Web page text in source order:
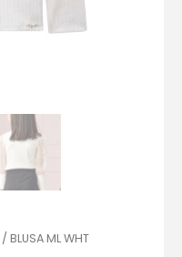
/ BLUSA ML WHT